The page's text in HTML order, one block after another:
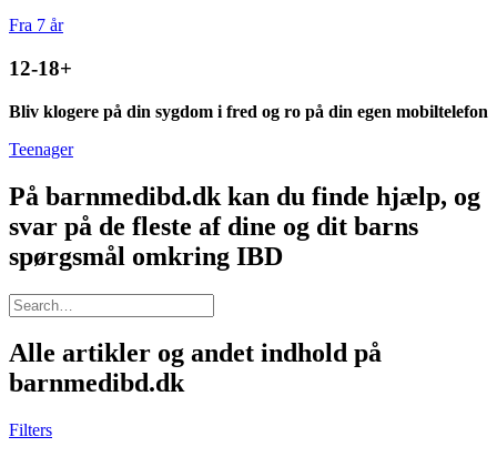
Fra 7 år
12-18+
Bliv klogere på din sygdom i fred og ro på din egen mobiltelefon
Teenager
På barnmedibd.dk kan du finde hjælp, og
svar på de fleste af dine og dit barns
spørgsmål omkring IBD
Alle artikler og andet indhold på
barnmedibd.dk
Filters